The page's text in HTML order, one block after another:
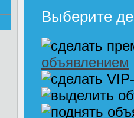
Выберите
объявлением